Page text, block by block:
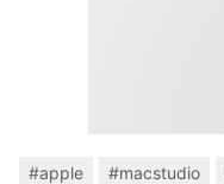
#apple #macstudio